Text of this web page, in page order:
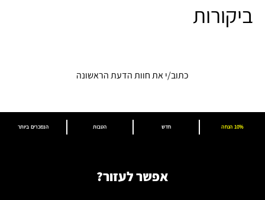
ביקורות
כתוב/י את חוות הדעת הראשונה
הנמכרים ביותר הטבות חדש 10% הנחה
אפשר לעזור?